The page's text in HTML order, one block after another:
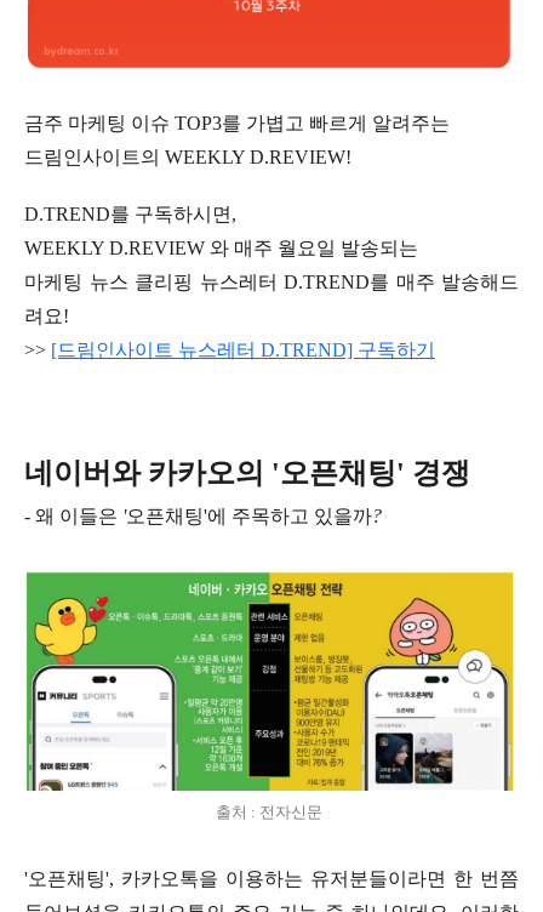
금주 마케팅 이슈 TOP3를 가볍고 빠르게 알려주는
드림인사이트의 WEEKLY D.REVIEW!
D.TREND를 구독하시면,
WEEKLY D.REVIEW 와 매주 월요일 발송되는
마케팅 뉴스 클리핑 뉴스레터 D.TREND를 매주 발송해드
려요!
>> [드림인사이트 뉴스레터 D.TREND] 구독하기
네이버와 카카오의 '오픈채팅' 경쟁
- 왜 이들은 '오픈채팅'에 주목하고 있을까?
출처 : 전자신문
'오픈채팅', 카카오톡을 이용하는 유저분들이라면 한 번쯤